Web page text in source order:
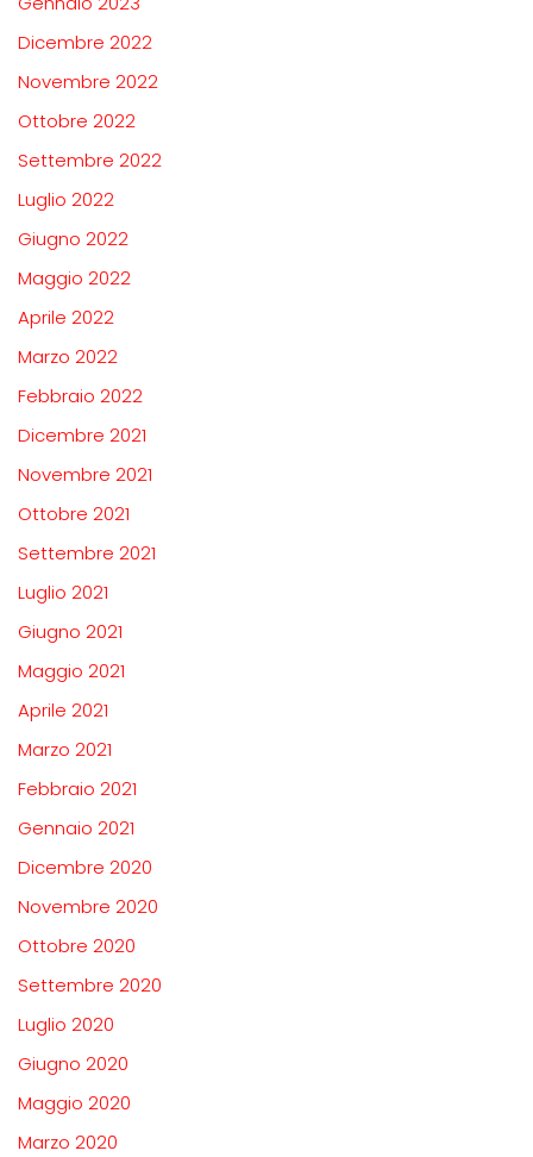
Dicembre 2022
Novembre 2022
Ottobre 2022
Settembre 2022
Luglio 2022
Giugno 2022
Maggio 2022
Aprile 2022
Marzo 2022
Febbraio 2022
Dicembre 2021
Novembre 2021
Ottobre 2021
Settembre 2021
Luglio 2021
Giugno 2021
Maggio 2021
Aprile 2021
Marzo 2021
Febbraio 2021
Gennaio 2021
Dicembre 2020
Novembre 2020
Ottobre 2020
Settembre 2020
Luglio 2020
Giugno 2020
Maggio 2020
Marzo 2020